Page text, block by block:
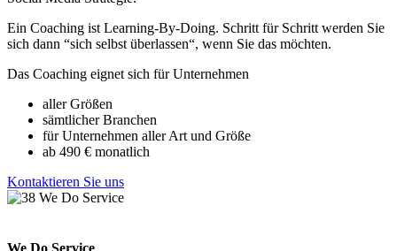
Ein Coaching ist Learning-By-Doing. Schritt für Schritt werden Sie
sich dann “sich selbst überlassen“, wenn Sie das möchten.
Das Coaching eignet sich für Unternehmen
aller Größen
sämtlicher Branchen
für Unternehmen aller Art und Größe
ab 490 € monatlich
Kontaktieren Sie uns
We Do Service